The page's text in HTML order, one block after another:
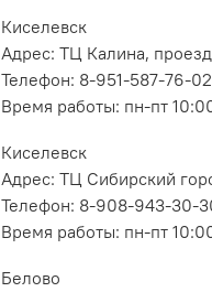
Киселевск
Адрес: ТЦ Калина,
Телефон: 8-951-587-76-02
Время работы: пн-пт
Киселевск
Адрес: ТЦ Сибирский
Телефон: 8-908-943-30-
Время работы: пн-пт
Белово